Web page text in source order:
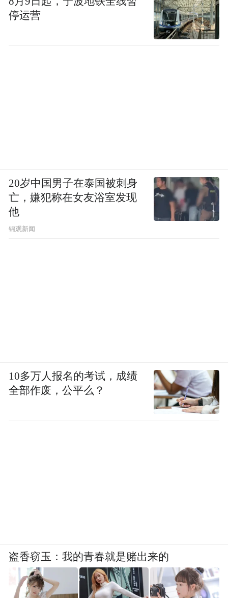
停运营
20岁中国男子在泰国被刺身
亡，嫌犯称在女友浴室发现
他
锦观新闻
10多万人报名的考试，成绩
全部作废，公平么？
盗香窃玉：我的青春就是赌出来的